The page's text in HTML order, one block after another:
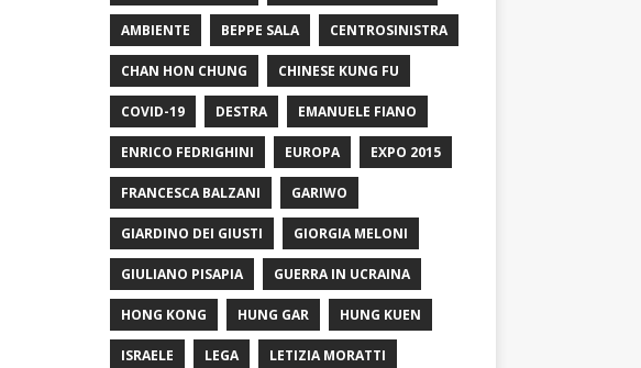
AMBIENTE BEPPE SALA CENTROSINISTRA
CHAN HON CHUNG CHINESE KUNG FU
COVID-19 DESTRA EMANUELE FIANO
ENRICO FEDRIGHINI EUROPA EXPO 2015
FRANCESCA BALZANI GARIWO
GIARDINO DEI GIUSTI GIORGIA MELONI
GIULIANO PISAPIA GUERRA IN UCRAINA
HONG KONG HUNG GAR HUNG KUEN
ISRAELE LEGA LETIZIA MORATTI